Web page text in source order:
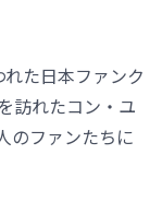
た日本ファンク
訪れたコン・ユ
のファンたちに